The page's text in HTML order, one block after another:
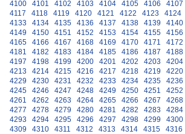
4100
4101 4102 4103 4104 4105 4106 4107
4117
4118 4119 4120 4121 4122 4123 4124
4133
4134 4135 4136 4137 4138 4139 4140
4149
4150 4151 4152 4153 4154 4155 4156
4165
4166 4167 4168 4169 4170 4171 4172
4181
4182 4183 4184 4185 4186 4187 4188
4197
4198 4199 4200 4201 4202 4203 4204
4213
4214 4215 4216 4217 4218 4219 4220
4229
4230 4231 4232 4233 4234 4235 4236
4245
4246 4247 4248 4249 4250 4251 4252
4261
4262 4263 4264 4265 4266 4267 4268
4277
4278 4279 4280 4281 4282 4283 4284
4293
4294 4295 4296 4297 4298 4299 4300
4309
4310 4311 4312 4313 4314 4315 4316